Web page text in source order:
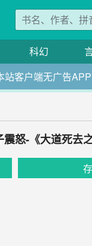
科幻
站客户端无广告APP
怒-《大道死去